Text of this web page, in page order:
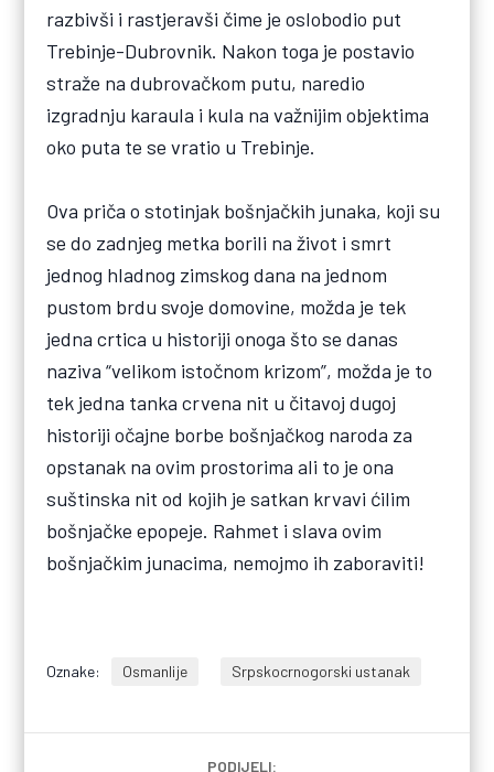
razbivši i rastjeravši čime je oslobodio put
Trebinje-Dubrovnik. Nakon toga je postavio
straže na dubrovačkom putu, naredio
izgradnju karaula i kula na važnijim objektima
oko puta te se vratio u Trebinje.
Ova priča o stotinjak bošnjačkih junaka, koji su
se do zadnjeg metka borili na život i smrt
jednog hladnog zimskog dana na jednom
pustom brdu svoje domovine, možda je tek
jedna crtica u historiji onoga što se danas
naziva “velikom istočnom krizom”, možda je to
tek jedna tanka crvena nit u čitavoj dugoj
historiji očajne borbe bošnjačkog naroda za
opstanak na ovim prostorima ali to je ona
suštinska nit od kojih je satkan krvavi ćilim
bošnjačke epopeje. Rahmet i slava ovim
bošnjačkim junacima, nemojmo ih zaboraviti!
Oznake: Osmanlije Srpskocrnogorski ustanak
PODIJELI: